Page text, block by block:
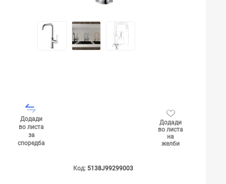
Додади
во листа
за
споредба
Додади
во листа
на
желби
Код: 5138J99299003